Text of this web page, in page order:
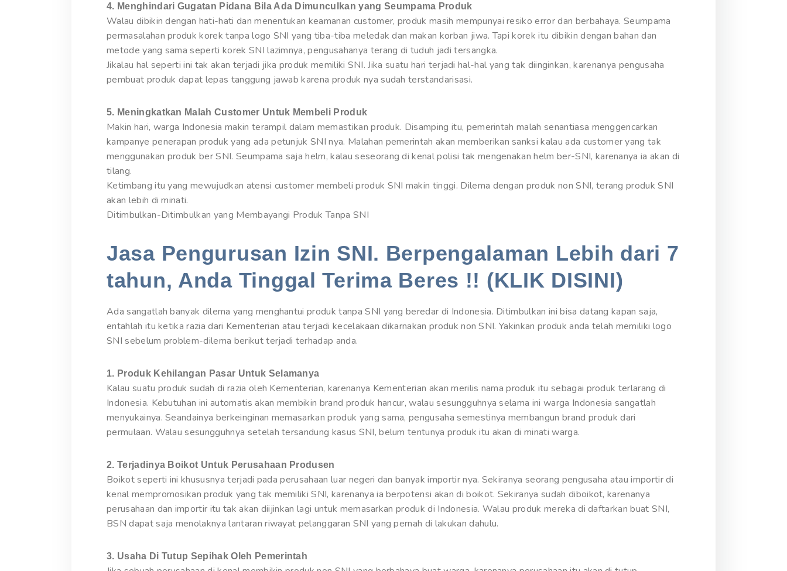
4. Menghindari Gugatan Pidana Bila Ada Dimunculkan yang Seumpama Produk
Walau dibikin dengan hati-hati dan menentukan keamanan customer, produk masih mempunyai resiko error dan berbahaya. Seumpama
permasalahan produk korek tanpa logo SNI yang tiba-tiba meledak dan makan korban jiwa. Tapi korek itu dibikin dengan bahan dan
metode yang sama seperti korek SNI lazimnya, pengusahanya terang di tuduh jadi tersangka.
Jikalau hal seperti ini tak akan terjadi jika produk memiliki SNI. Jika suatu hari terjadi hal-hal yang tak diinginkan, karenanya pengusaha
pembuat produk dapat lepas tanggung jawab karena produk nya sudah terstandarisasi.
5. Meningkatkan Malah Customer Untuk Membeli Produk
Makin hari, warga Indonesia makin terampil dalam memastikan produk. Disamping itu, pemerintah malah senantiasa menggencarkan
kampanye penerapan produk yang ada petunjuk SNI nya. Malahan pemerintah akan memberikan sanksi kalau ada customer yang tak
menggunakan produk ber SNI. Seumpama saja helm, kalau seseorang di kenal polisi tak mengenakan helm ber-SNI, karenanya ia akan di
tilang.
Ketimbang itu yang mewujudkan atensi customer membeli produk SNI makin tinggi. Dilema dengan produk non SNI, terang produk SNI
akan lebih di minati.
Ditimbulkan-Ditimbulkan yang Membayangi Produk Tanpa SNI
Jasa Pengurusan Izin SNI. Berpengalaman Lebih dari 7
tahun, Anda Tinggal Terima Beres !! (KLIK DISINI)
Ada sangatlah banyak dilema yang menghantui produk tanpa SNI yang beredar di Indonesia. Ditimbulkan ini bisa datang kapan saja,
entahlah itu ketika razia dari Kementerian atau terjadi kecelakaan dikarnakan produk non SNI. Yakinkan produk anda telah memiliki logo
SNI sebelum problem-dilema berikut terjadi terhadap anda.
1. Produk Kehilangan Pasar Untuk Selamanya
Kalau suatu produk sudah di razia oleh Kementerian, karenanya Kementerian akan merilis nama produk itu sebagai produk terlarang di
Indonesia. Kebutuhan ini automatis akan membikin brand produk hancur, walau sesungguhnya selama ini warga Indonesia sangatlah
menyukainya. Seandainya berkeinginan memasarkan produk yang sama, pengusaha semestinya membangun brand produk dari
permulaan. Walau sesungguhnya setelah tersandung kasus SNI, belum tentunya produk itu akan di minati warga.
2. Terjadinya Boikot Untuk Perusahaan Produsen
Boikot seperti ini khususnya terjadi pada perusahaan luar negeri dan banyak importir nya. Sekiranya seorang pengusaha atau importir di
kenal mempromosikan produk yang tak memiliki SNI, karenanya ia berpotensi akan di boikot. Sekiranya sudah diboikot, karenanya
perusahaan dan importir itu tak akan diijinkan lagi untuk memasarkan produk di Indonesia. Walau produk mereka di daftarkan buat SNI,
BSN dapat saja menolaknya lantaran riwayat pelanggaran SNI yang pernah di lakukan dahulu.
3. Usaha Di Tutup Sepihak Oleh Pemerintah